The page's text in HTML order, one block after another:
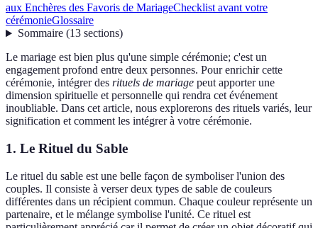
aux Enchères des Favoris de MariageChecklist avant votre
cérémonieGlossaire
Sommaire(13 sections)
Le mariage est bien plus qu'une simple cérémonie; c'est un
engagement profond entre deux personnes. Pour enrichir cette
cérémonie, intégrer des rituels de mariage peut apporter une
dimension spirituelle et personnelle qui rendra cet événement
inoubliable. Dans cet article, nous explorerons des rituels variés, leur
signification et comment les intégrer à votre cérémonie.
1. Le Rituel du Sable
Le rituel du sable est une belle façon de symboliser l'union des
couples. Il consiste à verser deux types de sable de couleurs
différentes dans un récipient commun. Chaque couleur représente un
partenaire, et le mélange symbolise l'unité. Ce rituel est